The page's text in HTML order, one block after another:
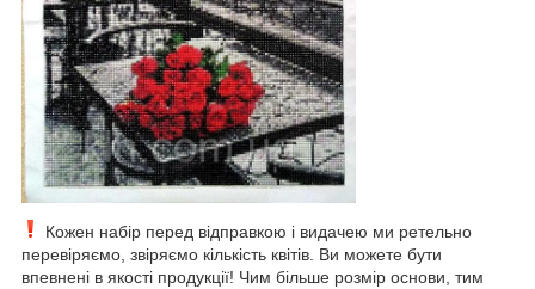
Кожен набір перед відправкою і видачею ми ретельно
перевіряємо, звіряємо кількість квітів. Ви можете бути
впевнені в якості продукції! Чим більше розмір основи, тим